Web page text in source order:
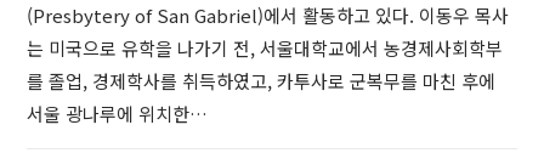
(Presbytery of San Gabriel)에서 활동하고 있다. 이동우 목사
는 미국으로 유학을 나가기 전, 서울대학교에서 농경제사회학부
를 졸업, 경제학사를 취득하였고, 카투사로 군복무를 마친 후에
서울 광나루에 위치한…